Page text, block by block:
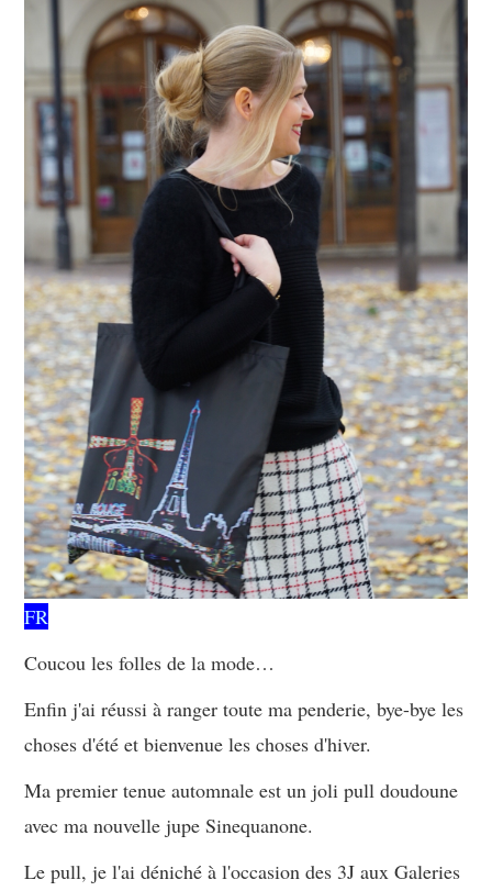
ENVIES DANS LA MODE, LE
LUXE ET LA BEAUTÉ EN Y
AJOUTANT MON PETIT
GRAIN DE FOLIE ET MES
PETITS TUYAUX…
FR
Coucou les folles de la mode…
Enfin j'ai réussi à ranger toute ma penderie, bye-bye les
choses d'été et bienvenue les choses d'hiver.
Ma premier tenue automnale est un joli pull doudoune
avec ma nouvelle jupe Sinequanone.
Le pull, je l'ai déniché à l'occasion des 3J aux Galeries